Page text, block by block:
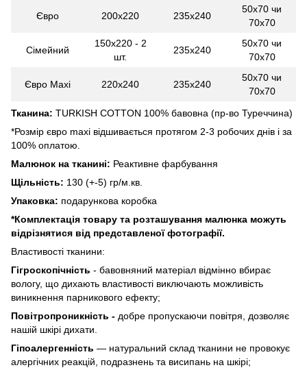
Євро 200x220 235x240
50х70 чи
70х70
Сімейний
150x220 - 2
шт.
235x240
50х70 чи
70х70
Євро Maxi 220x240 235x240
50х70 чи
70х70
Тканина: TURKISH COTTON 100% бавовна (пр-во Туреччина)
*Розмір євро maxi відшивається протягом 2-3 робочих днів і за
100% оплатою.
Малюнок на тканині: Реактивне фарбування
Щільність: 130 (+-5) гр/м.кв.
Упаковка: подарункова коробка
*Комплектація товару та розташування малюнка можуть
відрізнятися від представленої фотографії.
Властивості тканини:
Гігроскопічність - бавовняний матеріал відмінно вбирає
вологу, що дихають властивості виключають можливість
виникнення парникового ефекту;
Повітропроникність - добре пропускаючи повітря, дозволяє
нашій шкірі дихати.
Гіпоалергенність — натуральний склад тканини не провокує
алергічних реакцій, подразнень та висипань на шкірі;